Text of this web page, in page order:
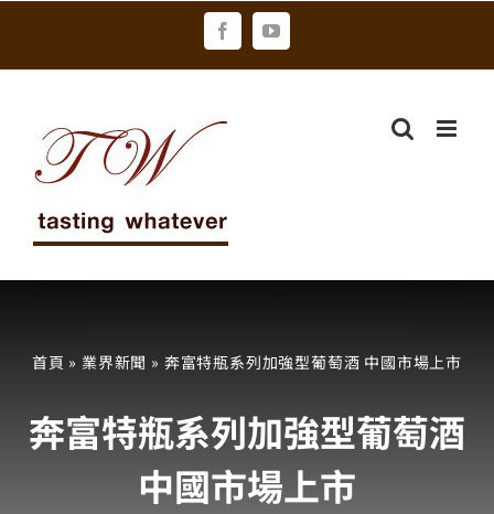
FacebookYouTube
首頁 » 業界新聞 » 奔富特瓶系列加強型葡萄酒 中國市場上市
奔富特瓶系列加強型葡萄酒
中國市場上市